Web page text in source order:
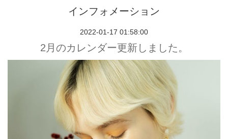
インフォメーション
2022-01-17 01:58:00
2月のカレンダー更新しました。